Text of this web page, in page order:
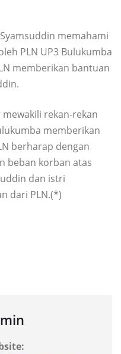
memahami
PLN UP3 Bulukumba
memberikan bantuan
rekan-rekan
memberikan
berharap dengan
beban korban atas
dan istri
dari PLN.(*)